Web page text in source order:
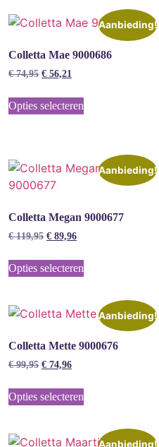
Aanbieding!
Colletta Mae 9000686
€74,95 € 56,21
Opties selecteren
Aanbieding!
Colletta Megan 9000677
€119,95 € 89,96
Opties selecteren
Aanbieding!
Colletta Mette 9000676
€99,95 € 74,96
Opties selecteren
Aanbieding!